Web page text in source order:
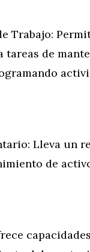
Trabajo:
tareas de
Lleva un
de